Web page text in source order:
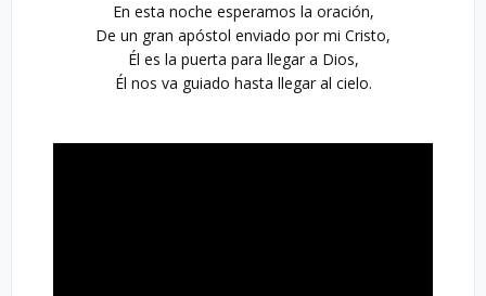
En esta noche esperamos la oración,
De un gran apóstol enviado por mi Cristo,
Él es la puerta para llegar a Dios,
Él nos va guiado hasta llegar al cielo.